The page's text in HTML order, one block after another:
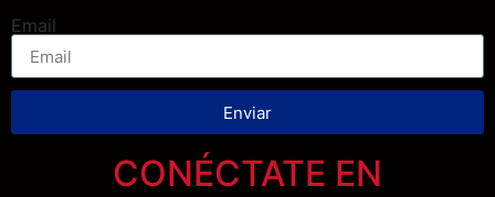
Email
Enviar
CONÉCTATE EN